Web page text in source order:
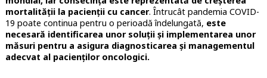
mortalității la pacienții cu cancer. Întrucât pandemia COVID-
19 poate continua pentru o perioadă îndelungată, este
necesară identificarea unor soluții și implementarea unor
măsuri pentru a asigura diagnosticarea și managementul
adecvat al pacienților oncologici.